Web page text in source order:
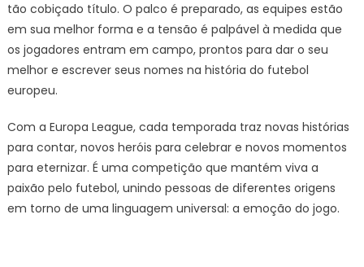
tão cobiçado título. O palco é preparado, as equipes estão
em sua melhor forma e a tensão é palpável à medida que
os jogadores entram em campo, prontos para dar o seu
melhor e escrever seus nomes na história do futebol
europeu.
Com a Europa League, cada temporada traz novas histórias
para contar, novos heróis para celebrar e novos momentos
para eternizar. É uma competição que mantém viva a
paixão pelo futebol, unindo pessoas de diferentes origens
em torno de uma linguagem universal: a emoção do jogo.